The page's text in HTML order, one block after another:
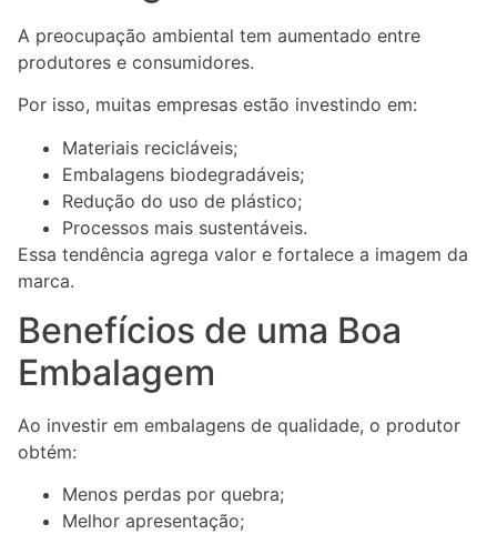
A preocupação ambiental tem aumentado entre
produtores e consumidores.
Por isso, muitas empresas estão investindo em:
Materiais recicláveis;
Embalagens biodegradáveis;
Redução do uso de plástico;
Processos mais sustentáveis.
Essa tendência agrega valor e fortalece a imagem da
marca.
Benefícios de uma Boa
Embalagem
Ao investir em embalagens de qualidade, o produtor
obtém:
Menos perdas por quebra;
Melhor apresentação;